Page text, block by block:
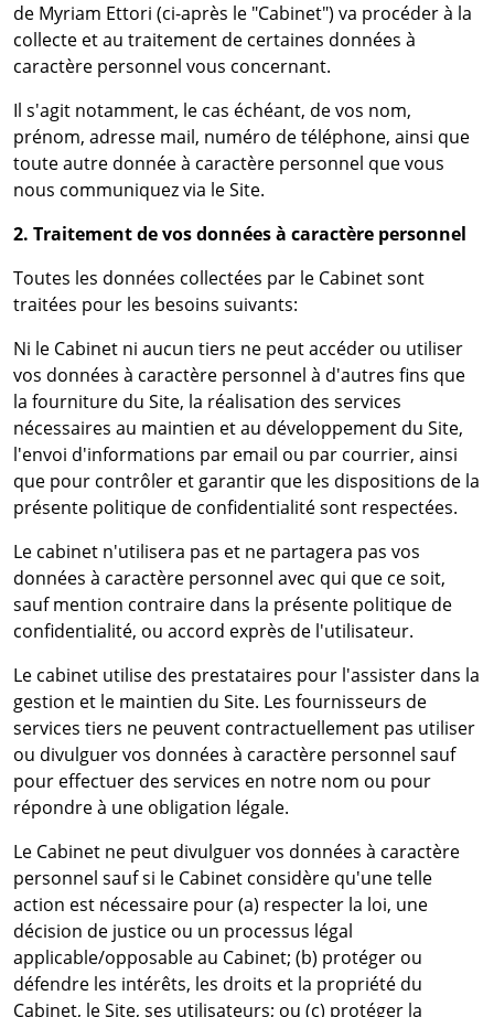
de Myriam Ettori (ci-après le "Cabinet") va procéder à la
collecte et au traitement de certaines données à
caractère personnel vous concernant.
Il s'agit notamment, le cas échéant, de vos nom,
prénom, adresse mail, numéro de téléphone, ainsi que
toute autre donnée à caractère personnel que vous
nous communiquez via le Site.
2. Traitement de vos données à caractère personnel
Toutes les données collectées par le Cabinet sont
traitées pour les besoins suivants:
Ni le Cabinet ni aucun tiers ne peut accéder ou utiliser
vos données à caractère personnel à d'autres fins que
la fourniture du Site, la réalisation des services
nécessaires au maintien et au développement du Site,
l'envoi d'informations par email ou par courrier, ainsi
que pour contrôler et garantir que les dispositions de la
présente politique de confidentialité sont respectées.
Le cabinet n'utilisera pas et ne partagera pas vos
données à caractère personnel avec qui que ce soit,
sauf mention contraire dans la présente politique de
confidentialité, ou accord exprès de l'utilisateur.
Le cabinet utilise des prestataires pour l'assister dans la
gestion et le maintien du Site. Les fournisseurs de
services tiers ne peuvent contractuellement pas utiliser
ou divulguer vos données à caractère personnel sauf
pour effectuer des services en notre nom ou pour
répondre à une obligation légale.
Le Cabinet ne peut divulguer vos données à caractère
personnel sauf si le Cabinet considère qu'une telle
action est nécessaire pour (a) respecter la loi, une
décision de justice ou un processus légal
applicable/opposable au Cabinet; (b) protéger ou
défendre les intérêts, les droits et la propriété du
Cabinet, le Site, ses utilisateurs; ou (c) protéger la